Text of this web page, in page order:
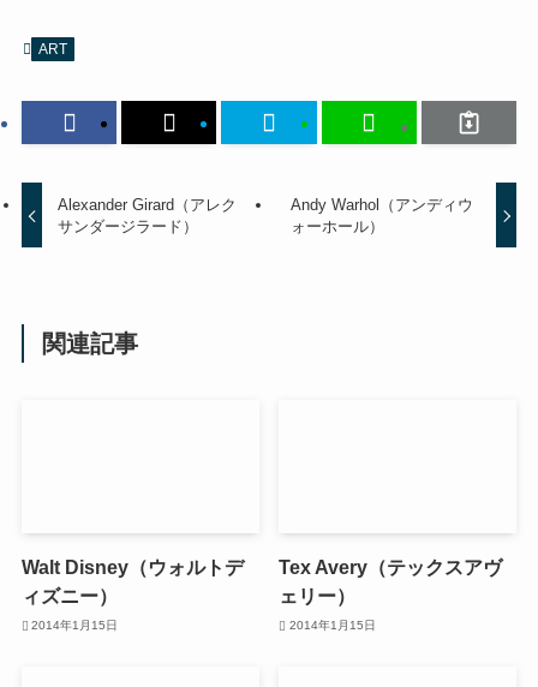
ART
Alexander Girard（アレク
サンダージラード）
Andy Warhol（アンディウ
ォーホール）
関連記事
Walt Disney（ウォルトデ
ィズニー）
2014年1月15日
Tex Avery（テックスアヴ
ェリー）
2014年1月15日